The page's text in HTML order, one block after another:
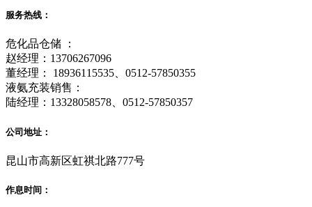
服务热线：
危化品仓储 ：
赵经理：13706267096
董经理： 18936115535、0512-57850355
液氨充装销售：
陆经理：13328058578、0512-57850357
公司地址：
昆山市高新区虹祺北路777号
作息时间：